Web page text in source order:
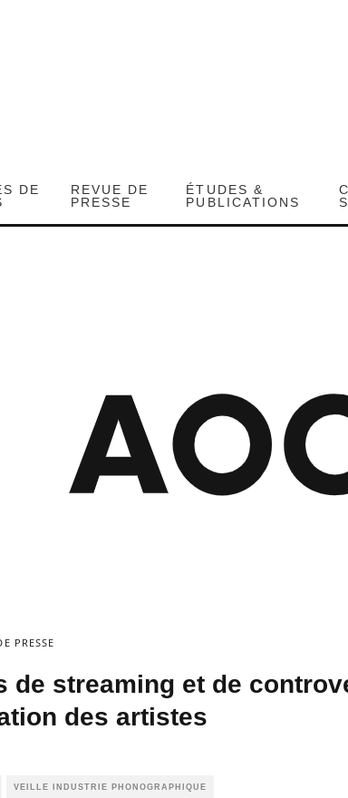
DE
REVUE DE
PRESSE
ÉTUDES &
PUBLICATIONS
PRESSE
de streaming et de
des artistes
VEILLE INDUSTRIE PHONOGRAPHIQUE